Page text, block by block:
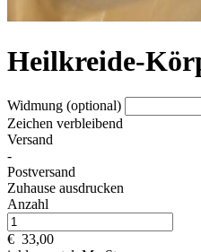
Heilkreide-
Widmung (optional)
Zeichen verbleibend
Versand
-
Postversand
Zuhause ausdrucken
Anzahl
€ 33,00